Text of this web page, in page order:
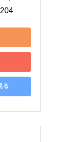
る